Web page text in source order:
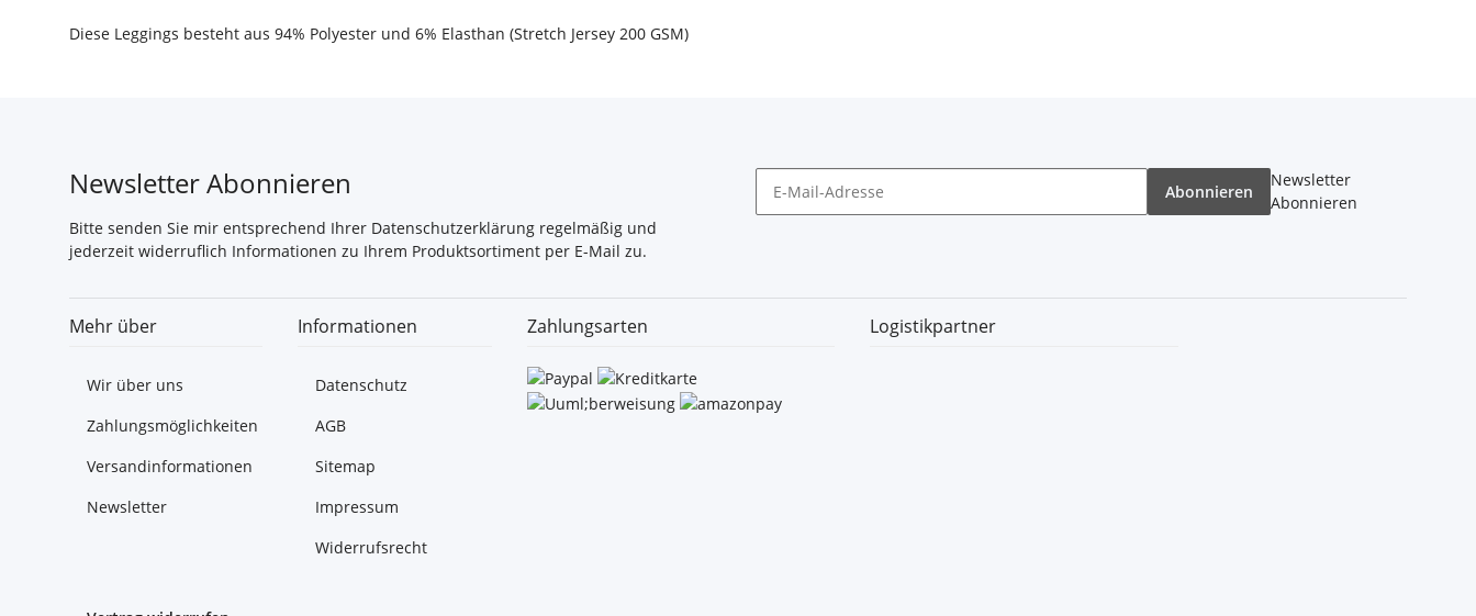
Diese Leggings besteht aus 94% Polyester und 6% Elasthan (Stretch Jersey 200 GSM)
Newsletter Abonnieren
Bitte senden Sie mir entsprechend Ihrer Datenschutzerklärung regelmäßig und
jederzeit widerruflich Informationen zu Ihrem Produktsortiment per E-Mail zu.
Abonnieren
Newsletter
Abonnieren
Mehr über
Wir über uns
Zahlungsmöglichkeiten
Versandinformationen
Newsletter
Informationen
Datenschutz
AGB
Sitemap
Impressum
Widerrufsrecht
Zahlungsarten Logistikpartner